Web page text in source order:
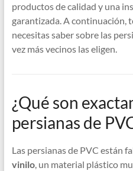
productos de calidad y una
garantizada. A continuación,
necesitas saber sobre las
vez más vecinos las eligen.
¿Qué son
persianas de
Las persianas de PVC están
vinilo, un material plástico